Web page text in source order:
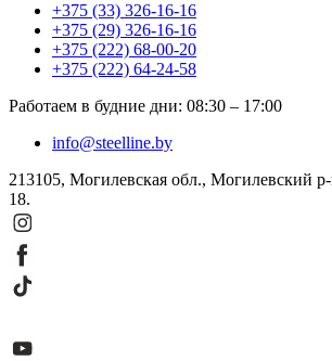
+375 (33) 326-16-16
+375 (29) 326-16-16
+375 (222) 68-00-20
+375 (222) 64-24-58
Работаем в будние дни: 08:30 – 17:00
info@steelline.by
213105, Могилевская обл., Могилевский
18.